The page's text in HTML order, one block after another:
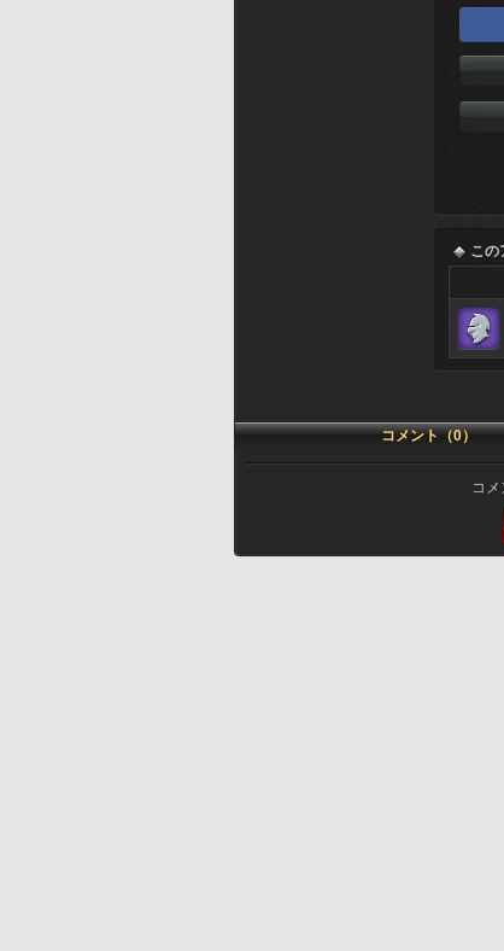
この
コメント（0）
コ